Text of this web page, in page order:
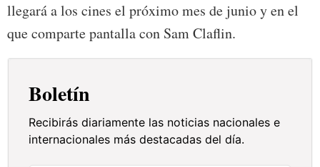
llegará a los cines el próximo mes de junio y en el
que comparte pantalla con Sam Claflin.
Boletín
Recibirás diariamente las noticias nacionales e
internacionales más destacadas del día.